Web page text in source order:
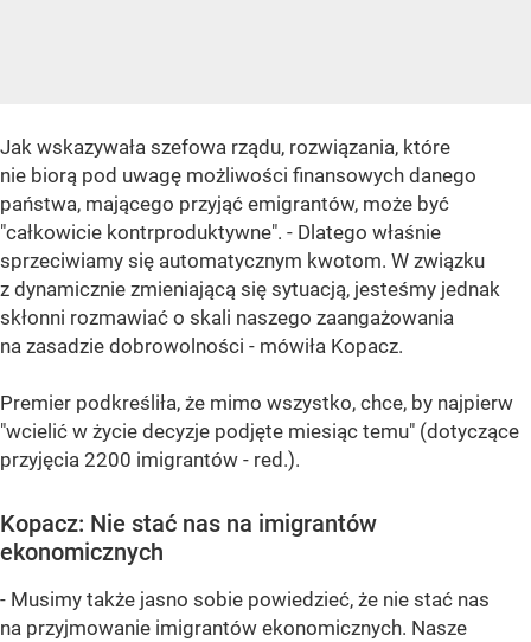
Jak wskazywała szefowa rządu, rozwiązania, które
nie biorą pod uwagę możliwości finansowych danego
państwa, mającego przyjąć emigrantów, może być
"całkowicie kontrproduktywne". - Dlatego właśnie
sprzeciwiamy się automatycznym kwotom. W związku
z dynamicznie zmieniającą się sytuacją, jesteśmy jednak
skłonni rozmawiać o skali naszego zaangażowania
na zasadzie dobrowolności - mówiła Kopacz.
Premier podkreśliła, że mimo wszystko, chce, by najpierw
"wcielić w życie decyzje podjęte miesiąc temu" (dotyczące
przyjęcia 2200 imigrantów - red.).
Kopacz: Nie stać nas na imigrantów
ekonomicznych
- Musimy także jasno sobie powiedzieć, że nie stać nas
na przyjmowanie imigrantów ekonomicznych. Nasze